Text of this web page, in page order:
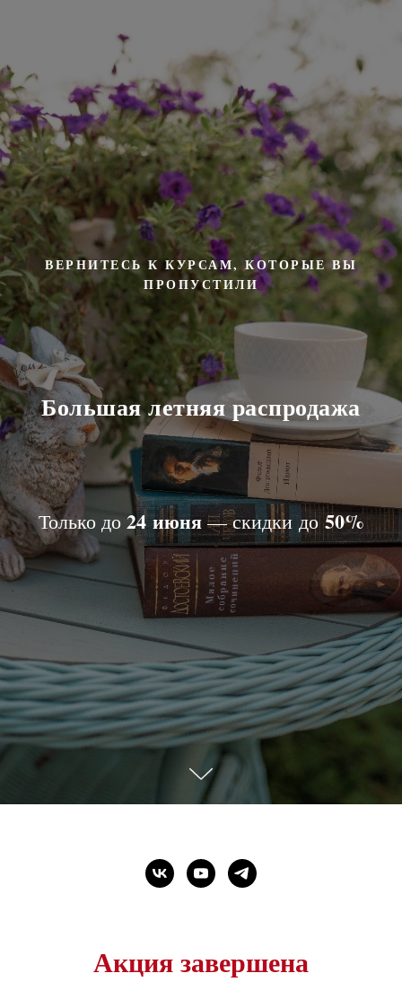
ВЕРНИТЕСЬ К КУРСАМ, КОТОРЫЕ ВЫ
ПРОПУСТИЛИ
Большая летняя распродажа
Только до 24 июня— скидки до50%
Акция завершена